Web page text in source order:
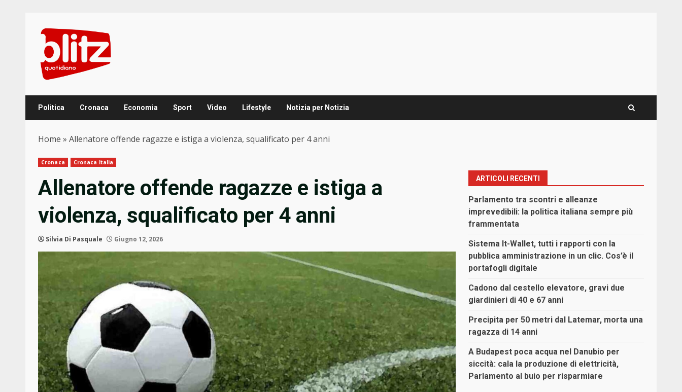
content
Politica Cronaca Economia Sport Video Lifestyle Notizia per Notizia
Home » Allenatore offende ragazze e istiga a violenza, squalificato per 4 anni
Cronaca Cronaca Italia
Allenatore offende ragazze e istiga a
violenza, squalificato per 4 anni
Silvia Di Pasquale Giugno 12, 2026
ARTICOLI RECENTI
Parlamento tra scontri e alleanze
imprevedibili: la politica italiana sempre più
frammentata
Sistema It-Wallet, tutti i rapporti con la
pubblica amministrazione in un clic. Cos’è il
portafogli digitale
Cadono dal cestello elevatore, gravi due
giardinieri di 40 e 67 anni
Precipita per 50 metri dal Latemar, morta una
ragazza di 14 anni
A Budapest poca acqua nel Danubio per
siccità: cala la produzione di elettricità,
Parlamento al buio per risparmiare